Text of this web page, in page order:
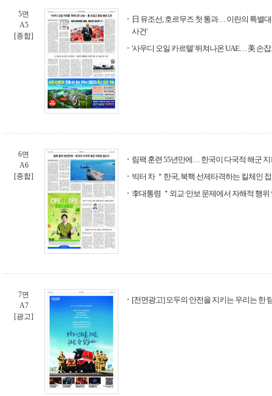
5면
A5
[종합]
日 유조선, 호르무즈 첫 통과… 이란의 특별
사건'
'사우디 오일 카르텔' 뛰쳐나온 UAE… 美 손
6면
A6
[종합]
림팩 훈련 55년만에… 한국이 다국적 해군
빅터 차 ＂한국, 북핵 선제타격하는 킬체인
李대통령 ＂외교·안보 문제에서 자해적 행위
7면
A7
[광고]
[전면광고] 모두의 안전을 지키는 우리는 한